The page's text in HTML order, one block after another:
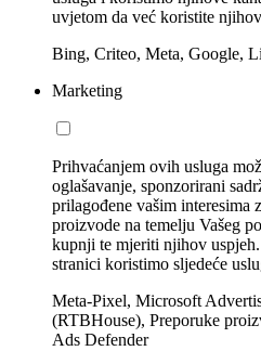
uvjetom da već koristite
Bing, Criteo, Meta, Google,
Marketing
Prihvaćanjem ovih usluga
oglašavanje, sponzorirani
prilagođene vašim interesima
proizvode na temelju Vašeg
kupnji te mjeriti njihov
stranici koristimo sljedeće
Meta-Pixel, Microsoft
(RTBHouse), Preporuke
Ads Defender